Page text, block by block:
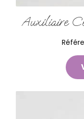
Auxiliaire